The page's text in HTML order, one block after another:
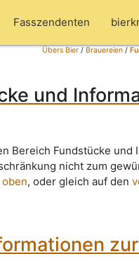
Fasszendenten
Übers Bier/Brauereien/
und
Bereich Fundstücke
nicht zum
, oder gleich auf den